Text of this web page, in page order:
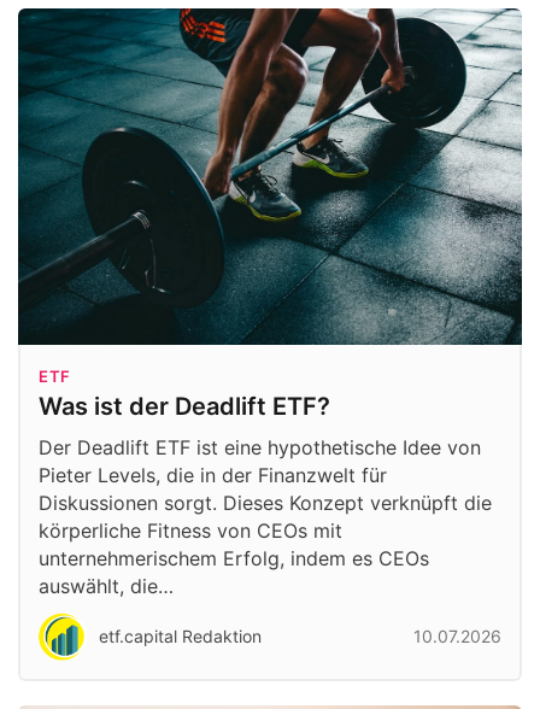
ETF
Was ist der Deadlift ETF?
Der Deadlift ETF ist eine hypothetische Idee von
Pieter Levels, die in der Finanzwelt für
Diskussionen sorgt. Dieses Konzept verknüpft die
körperliche Fitness von CEOs mit
unternehmerischem Erfolg, indem es CEOs
auswählt, die…
etf.capital Redaktion 10.07.2026